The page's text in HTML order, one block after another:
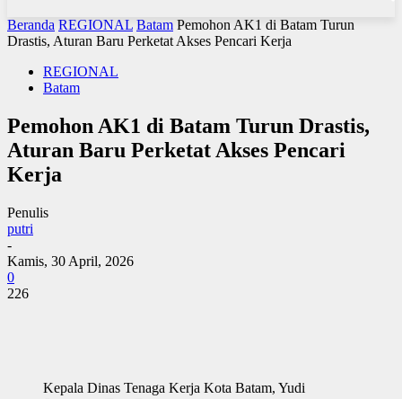
Beranda REGIONAL Batam Pemohon AK1 di Batam Turun
Drastis, Aturan Baru Perketat Akses Pencari Kerja
REGIONAL
Batam
Pemohon AK1 di Batam Turun Drastis,
Aturan Baru Perketat Akses Pencari
Kerja
Penulis
putri
-
Kamis, 30 April, 2026
0
226
Kepala Dinas Tenaga Kerja Kota Batam, Yudi